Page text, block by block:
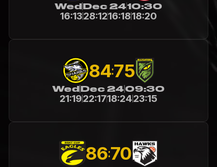
WedDec 2410:30
16:1328:1216:1818:20
84:75
WedDec 2409:30
21:1922:1718:2423:15
86:70